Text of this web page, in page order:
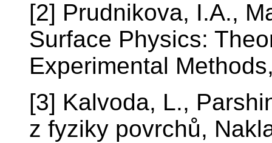
[2] Prudnikova, I.A.,
Surface Physics:
Experimental
[3] Kalvoda, L.,
z fyziky povrchů,